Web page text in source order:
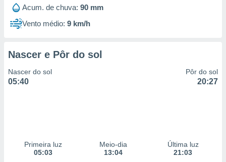
Acum. de chuva: 90 mm
Vento médio: 9 km/h
Nascer e Pôr do sol
Nascer do sol
05:40
Pôr do sol
20:27
Primeira luz
05:03
Meio-dia
13:04
Última luz
21:03